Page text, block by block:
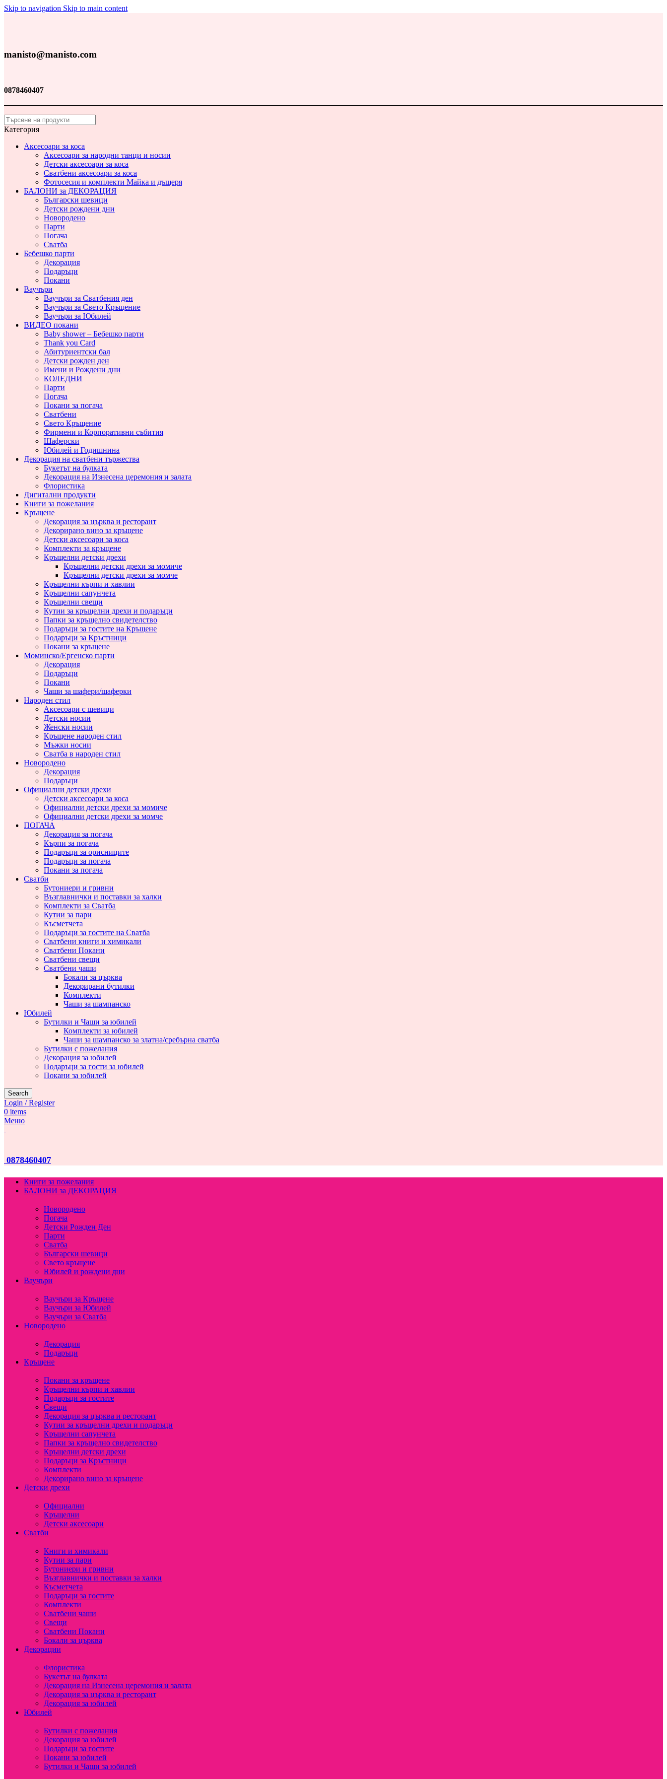
Skip to navigation Skip to main content
manisto@manisto.com
0878460407
Категория
Аксесоари за коса
Аксесоари за народни танци и носии
Детски аксесоари за коса
Сватбени аксесоари за коса
Фотосесия и комплекти Майка и дъщеря
БАЛОНИ за ДЕКОРАЦИЯ
Български шевици
Детски рождени дни
Новородено
Парти
Погача
Сватба
Бебешко парти
Декорация
Подаръци
Покани
Ваучъри
Ваучъри за Сватбения ден
Ваучъри за Свето Кръщение
Ваучъри за Юбилей
ВИДЕО покани
Baby shower – Бебешко парти
Thank you Card
Абитуриентски бал
Детски рожден ден
Имени и Рождени дни
КОЛЕДНИ
Парти
Погача
Покани за погача
Сватбени
Свето Кръщение
Фирмени и Корпоративни събития
Шаферски
Юбилей и Годишнина
Декорация на сватбени тържества
Букетът на булката
Декорация на Изнесена церемония и залата
Флористика
Дигитални продукти
Книги за пожелания
Кръщене
Декорация за църква и ресторант
Декорирано вино за кръщене
Детски аксесоари за коса
Комплекти за кръщене
Кръщелни детски дрехи
Кръщелни детски дрехи за момиче
Кръщелни детски дрехи за момче
Кръщелни кърпи и хавлии
Кръщелни сапунчета
Кръщелни свещи
Кутии за кръщелни дрехи и подаръци
Папки за кръщелно свидетелство
Подаръци за гостите на Кръщене
Подаръци за Кръстници
Покани за кръщене
Моминско/Ергенско парти
Декорация
Подаръци
Покани
Чаши за шафери/шаферки
Народен стил
Аксесоари с шевици
Детски носии
Женски носии
Кръщене народен стил
Мъжки носии
Сватба в народен стил
Новородено
Декорация
Подаръци
Официални детски дрехи
Детски аксесоари за коса
Официални детски дрехи за момиче
Официални детски дрехи за момче
ПОГАЧА
Декорация за погача
Кърпи за погача
Подаръци за орисниците
Подаръци за погача
Покани за погача
Сватби
Бутониери и гривни
Възглавнички и поставки за халки
Комплекти за Сватба
Кутии за пари
Късметчета
Подаръци за гостите на Сватба
Сватбени книги и химикали
Сватбени Покани
Сватбени свещи
Сватбени чаши
Бокали за църква
Декорирани бутилки
Комплекти
Чаши за шампанско
Юбилей
Бутилки и Чаши за юбилей
Комплекти за юбилей
Чаши за шампанско за златна/сребърна сватба
Бутилки с пожелания
Декорация за юбилей
Подаръци за гости за юбилей
Покани за юбилей
Search
Login / Register
0 items
Меню
0878460407
Книги за пожелания
БАЛОНИ за ДЕКОРАЦИЯ
Новородено
Погача
Детски Рожден Ден
Парти
Сватба
Български шевици
Свето кръщене
Юбилей и рождени дни
Ваучъри
Ваучъри за Кръщене
Ваучъри за Юбилей
Ваучъри за Сватба
Новородено
Декорация
Подаръци
Кръщене
Покани за кръщене
Кръщелни кърпи и хавлии
Подаръци за гостите
Свещи
Декорация за църква и ресторант
Кутии за кръщелни дрехи и подаръци
Кръщелни сапунчета
Папки за кръщелно свидетелство
Кръщелни детски дрехи
Подаръци за Кръстници
Комплекти
Декорирано вино за кръщене
Детски дрехи
Официални
Кръщелни
Детски аксесоари
Сватби
Книги и химикали
Кутии за пари
Бутониери и гривни
Възглавнички и поставки за халки
Късметчета
Подаръци за гостите
Комплекти
Сватбени чаши
Свещи
Сватбени Покани
Бокали за църква
Декорации
Флористика
Букетът на булката
Декорация на Изнесена церемония и залата
Декорация за църква и ресторант
Декорация за юбилей
Юбилей
Бутилки с пожелания
Декорация за юбилей
Подаръци за гостите
Покани за юбилей
Бутилки и Чаши за юбилей